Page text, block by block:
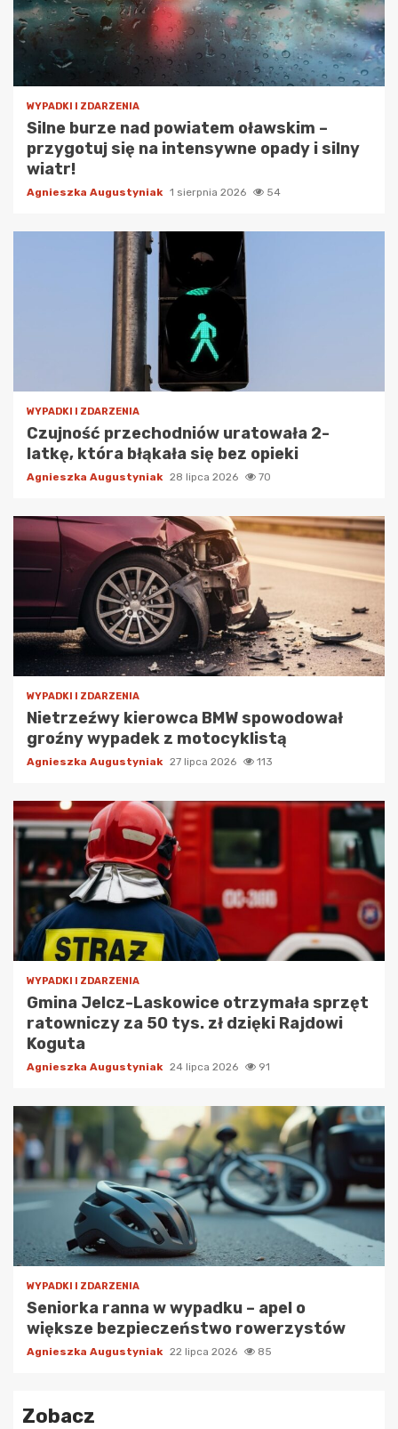
WYPADKI I ZDARZENIA
Silne burze nad powiatem oławskim –
przygotuj się na intensywne opady i silny
wiatr!
Agnieszka Augustyniak 1 sierpnia 2026 54
WYPADKI I ZDARZENIA
Czujność przechodniów uratowała 2-
latkę, która błąkała się bez opieki
Agnieszka Augustyniak 28 lipca 2026 70
WYPADKI I ZDARZENIA
Nietrzeźwy kierowca BMW spowodował
groźny wypadek z motocyklistą
Agnieszka Augustyniak 27 lipca 2026 113
WYPADKI I ZDARZENIA
Gmina Jelcz-Laskowice otrzymała sprzęt
ratowniczy za 50 tys. zł dzięki Rajdowi
Koguta
Agnieszka Augustyniak 24 lipca 2026 91
WYPADKI I ZDARZENIA
Seniorka ranna w wypadku – apel o
większe bezpieczeństwo rowerzystów
Agnieszka Augustyniak 22 lipca 2026 85
Zobacz